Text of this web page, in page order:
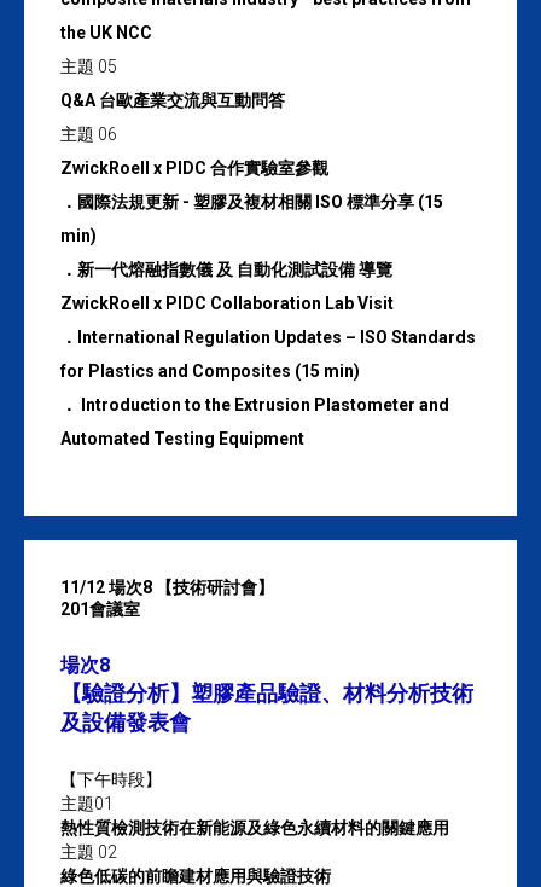
the UK NCC
主題 05
Q&A 台歐產業交流與互動問答
主題 06
ZwickRoell x PIDC 合作實驗室參觀
．國際法規更新 - 塑膠及複材相關 ISO 標準分享 (15
min)
．新一代熔融指數儀 及 自動化測試設備 導覽
ZwickRoell x PIDC Collaboration Lab Visit
．International Regulation Updates – ISO Standards
for Plastics and Composites (15 min)
． Introduction to the Extrusion Plastometer and
Automated Testing Equipment
11/12 場次8 【技術研討會】
201會議室
場次8
【驗證分析】塑膠產品驗證、材料分析技術
及設備發表會
【下午時段】
主題01
熱性質檢測技術在新能源及綠色永續材料的關鍵應用
主題 02
綠色低碳的前瞻建材應用與驗證技術